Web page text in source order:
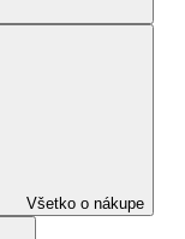
Všetko o nákupe